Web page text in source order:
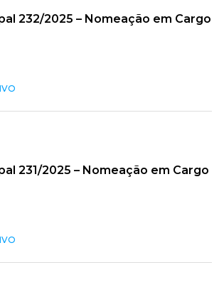
232/2025 – Nomeação em Cargo
231/2025 – Nomeação em Cargo